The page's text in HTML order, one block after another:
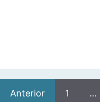
Anterior 1 …